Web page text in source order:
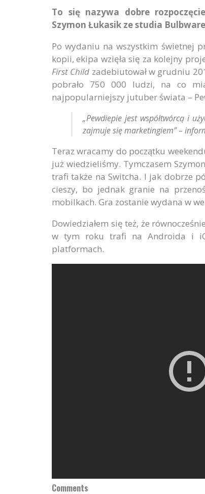
To się nazywa dobre
Szymon Łukasik ze studia
Po wydaniu na wszystkim świetnej
kopii, ekipa wzięła się za kolejny
First Child zadebiutował w grudniu
pobrało 750 000 ludzi, na co
najpopularniejszy jutuber świata –
„Pewdiepie jest współtwórcą i
zajmuje się marketingiem” –
Teraz wracamy do początku
już wiedzieliśmy. Tymczasem
trafi także na Switcha. I jak dobrze
cieszy, bo jednak granie na
mobilkach. Gra zostanie wydana w
Dowiedziałem się też, że
w tym roku trafi na Androida i
platformach.
Comments